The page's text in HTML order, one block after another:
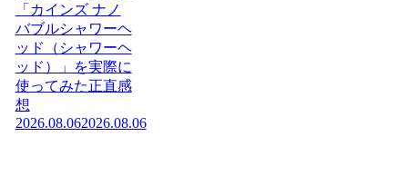
「カインズ ナノ
バブルシャワーヘ
ッド（シャワーヘ
ッド）」を実際に
使ってみた正直感
想
2026.08.062026.08.06